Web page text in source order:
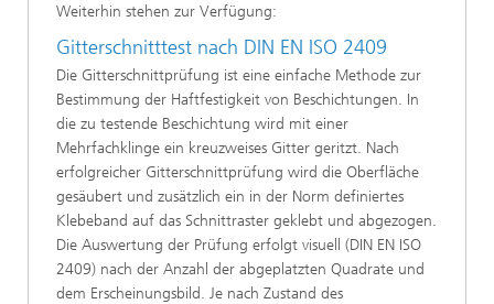
Weiterhin stehen zur Verfügung:
Gitterschnitttest nach DIN EN ISO 2409
Die Gitterschnittprüfung ist eine einfache Methode zur
Bestimmung der Haftfestigkeit von Beschichtungen. In
die zu testende Beschichtung wird mit einer
Mehrfachklinge ein kreuzweises Gitter geritzt. Nach
erfolgreicher Gitterschnittprüfung wird die Oberfläche
gesäubert und zusätzlich ein in der Norm definiertes
Klebeband auf das Schnittraster geklebt und abgezogen.
Die Auswertung der Prüfung erfolgt visuell (DIN EN ISO
2409) nach der Anzahl der abgeplatzten Quadrate und
dem Erscheinungsbild. Je nach Zustand des